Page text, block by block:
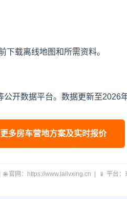
载离线地图和所需资料。
开数据平台。数据更新至2026年
多房车营地方案及实时报价
官网：https://www.lailvxing.cn | 📱 平台：